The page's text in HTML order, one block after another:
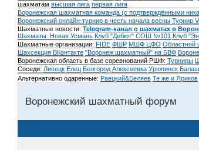
шахматам высшая лига первая лига
Воронежская шахматная команда (с подтверждёнными
Воронежский онлайн-турнир в честь начала весны Турнир
Шахматные новости: Telegram-канал о шахматах в
Шахматы. Новая Усмань Клуб "Дебют" СОШ №101 Клуб
Шахматные организации: FIDE ФШР МШФ ЦФО Областной
Шахсекция ВКонтакте "Воронеж шахматный" на БВФ
Воронежская область в базе соревнований РШФ: Турниры
Соседи: Липецк Елец Белгород Алексеевка Урюпинск
Альтернативно одаренные: Раецкий&Беляев Те же и Яриков
Воронежский шахматный форум